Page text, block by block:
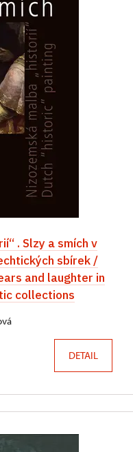
. Slzy a smích v
sbírek /
and laughter in
collections
DETAIL